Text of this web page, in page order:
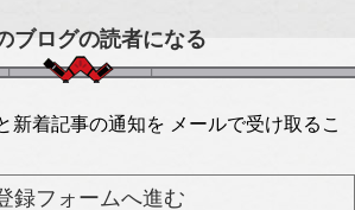
ブログの読者になる
新着記事の通知を メールで受け取るこ